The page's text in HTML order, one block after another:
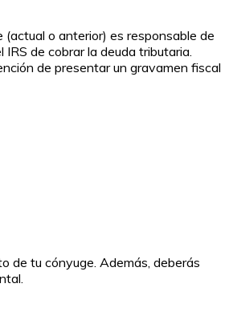
o anterior) es responsable de
de cobrar la deuda tributaria.
de presentar un gravamen fiscal
de tu cónyuge. Además, deberás